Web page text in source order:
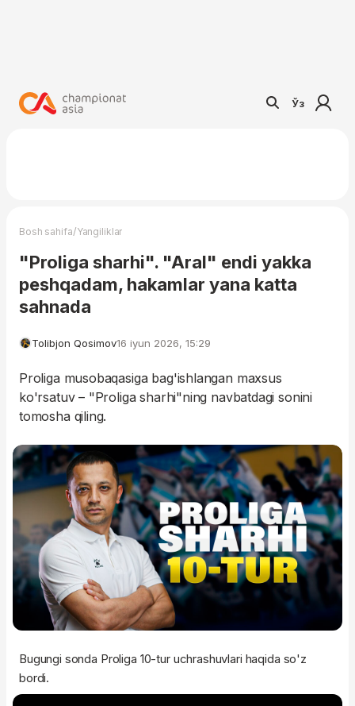
Ўз
Bosh sahifa/Yangiliklar
"Proliga sharhi". "Aral" endi yakka
peshqadam, hakamlar yana katta
sahnada
Tolibjon Qosimov16 iyun 2026, 15:29
Proliga musobaqasiga bag'ishlangan maxsus
ko'rsatuv – "Proliga sharhi"ning navbatdagi sonini
tomosha qiling.
Bugungi sonda Proliga 10-tur uchrashuvlari haqida so'z
bordi.